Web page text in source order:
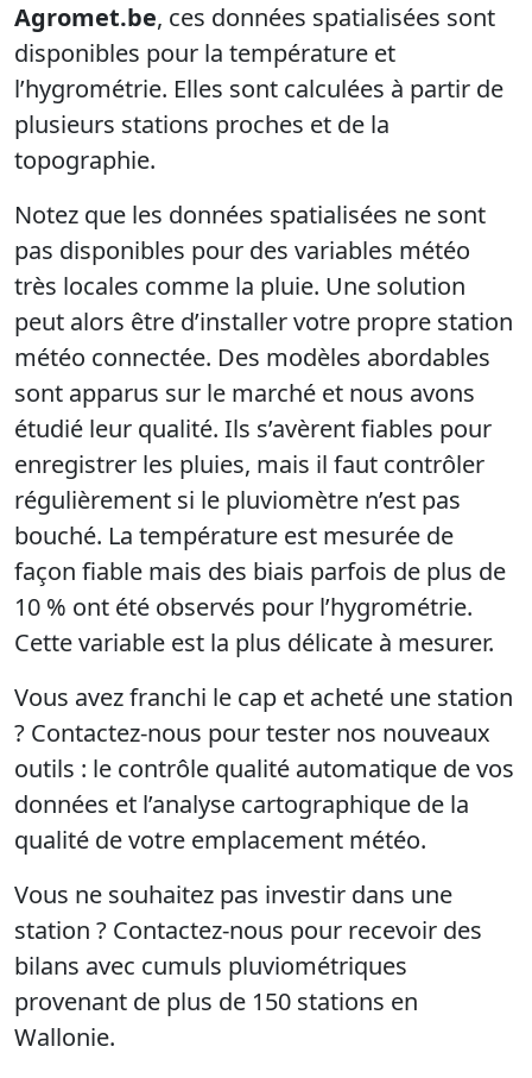
Agromet.be, ces données spatialisées sont
disponibles pour la température et
l’hygrométrie. Elles sont calculées à partir de
plusieurs stations proches et de la
topographie.
Notez que les données spatialisées ne sont
pas disponibles pour des variables météo
très locales comme la pluie. Une solution
peut alors être d’installer votre propre station
météo connectée. Des modèles abordables
sont apparus sur le marché et nous avons
étudié leur qualité. Ils s’avèrent fiables pour
enregistrer les pluies, mais il faut contrôler
régulièrement si le pluviomètre n’est pas
bouché. La température est mesurée de
façon fiable mais des biais parfois de plus de
10 % ont été observés pour l’hygrométrie.
Cette variable est la plus délicate à mesurer.
Vous avez franchi le cap et acheté une station
? Contactez-nous pour tester nos nouveaux
outils : le contrôle qualité automatique de vos
données et l’analyse cartographique de la
qualité de votre emplacement météo.
Vous ne souhaitez pas investir dans une
station ? Contactez-nous pour recevoir des
bilans avec cumuls pluviométriques
provenant de plus de 150 stations en
Wallonie.